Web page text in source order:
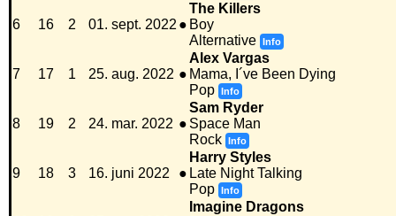
6 16 2 01. sept. 2022 ●
The Killers
Boy
Alternative Info
7 17 1 25. aug. 2022 ●
Alex Vargas
Mama, I´ve Been Dying
Pop Info
8 19 2 24. mar. 2022 ●
Sam Ryder
Space Man
Rock Info
9 18 3 16. juni 2022 ●
Harry Styles
Late Night Talking
Pop Info
Imagine Dragons